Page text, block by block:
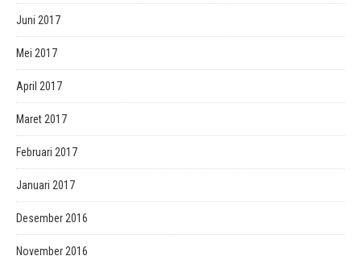
Juni 2017
Mei 2017
April 2017
Maret 2017
Februari 2017
Januari 2017
Desember 2016
November 2016